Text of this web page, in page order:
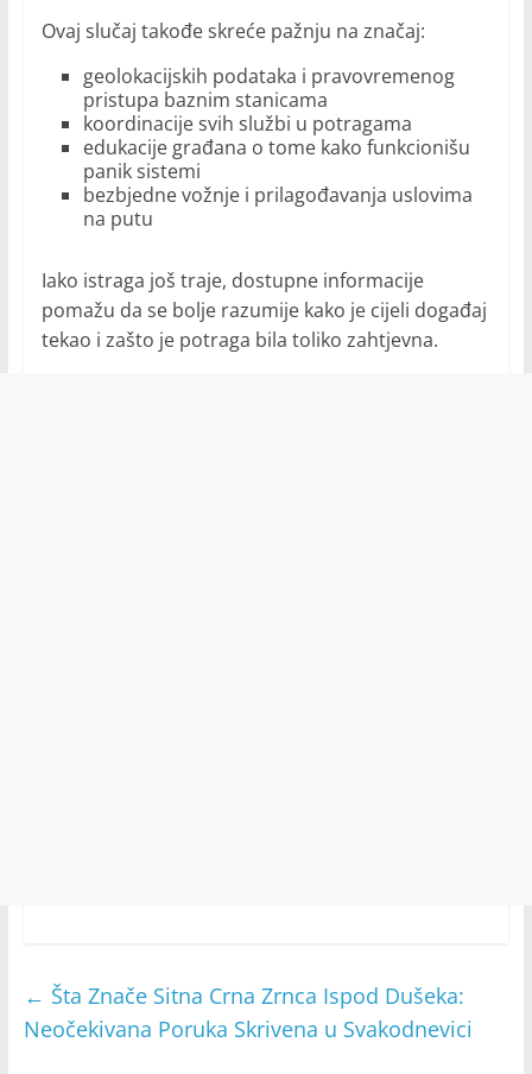
Ovaj slučaj takođe skreće pažnju na značaj:
geolokacijskih podataka i pravovremenog
pristupa baznim stanicama
koordinacije svih službi u potragama
edukacije građana o tome kako funkcionišu
panik sistemi
bezbjedne vožnje i prilagođavanja uslovima
na putu
Iako istraga još traje, dostupne informacije
pomažu da se bolje razumije kako je cijeli događaj
tekao i zašto je potraga bila toliko zahtjevna.
← Šta Znače Sitna Crna Zrnca Ispod Dušeka:
Neočekivana Poruka Skrivena u Svakodnevici